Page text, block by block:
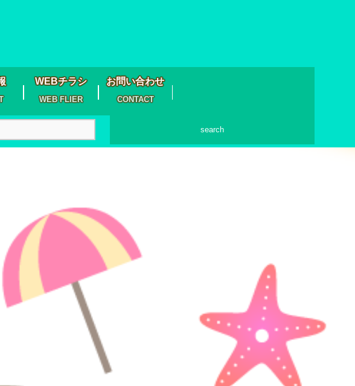
WEBチラシ
WEB FLIER
お問い合わせ
CONTACT
search